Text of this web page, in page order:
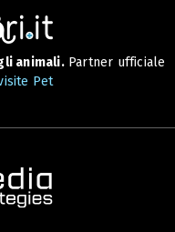
animali.Partner ufficiale
Pet